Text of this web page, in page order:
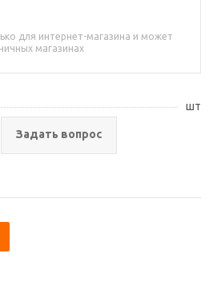
для интернет-магазина и может
магазинах
шт
Задать вопрос